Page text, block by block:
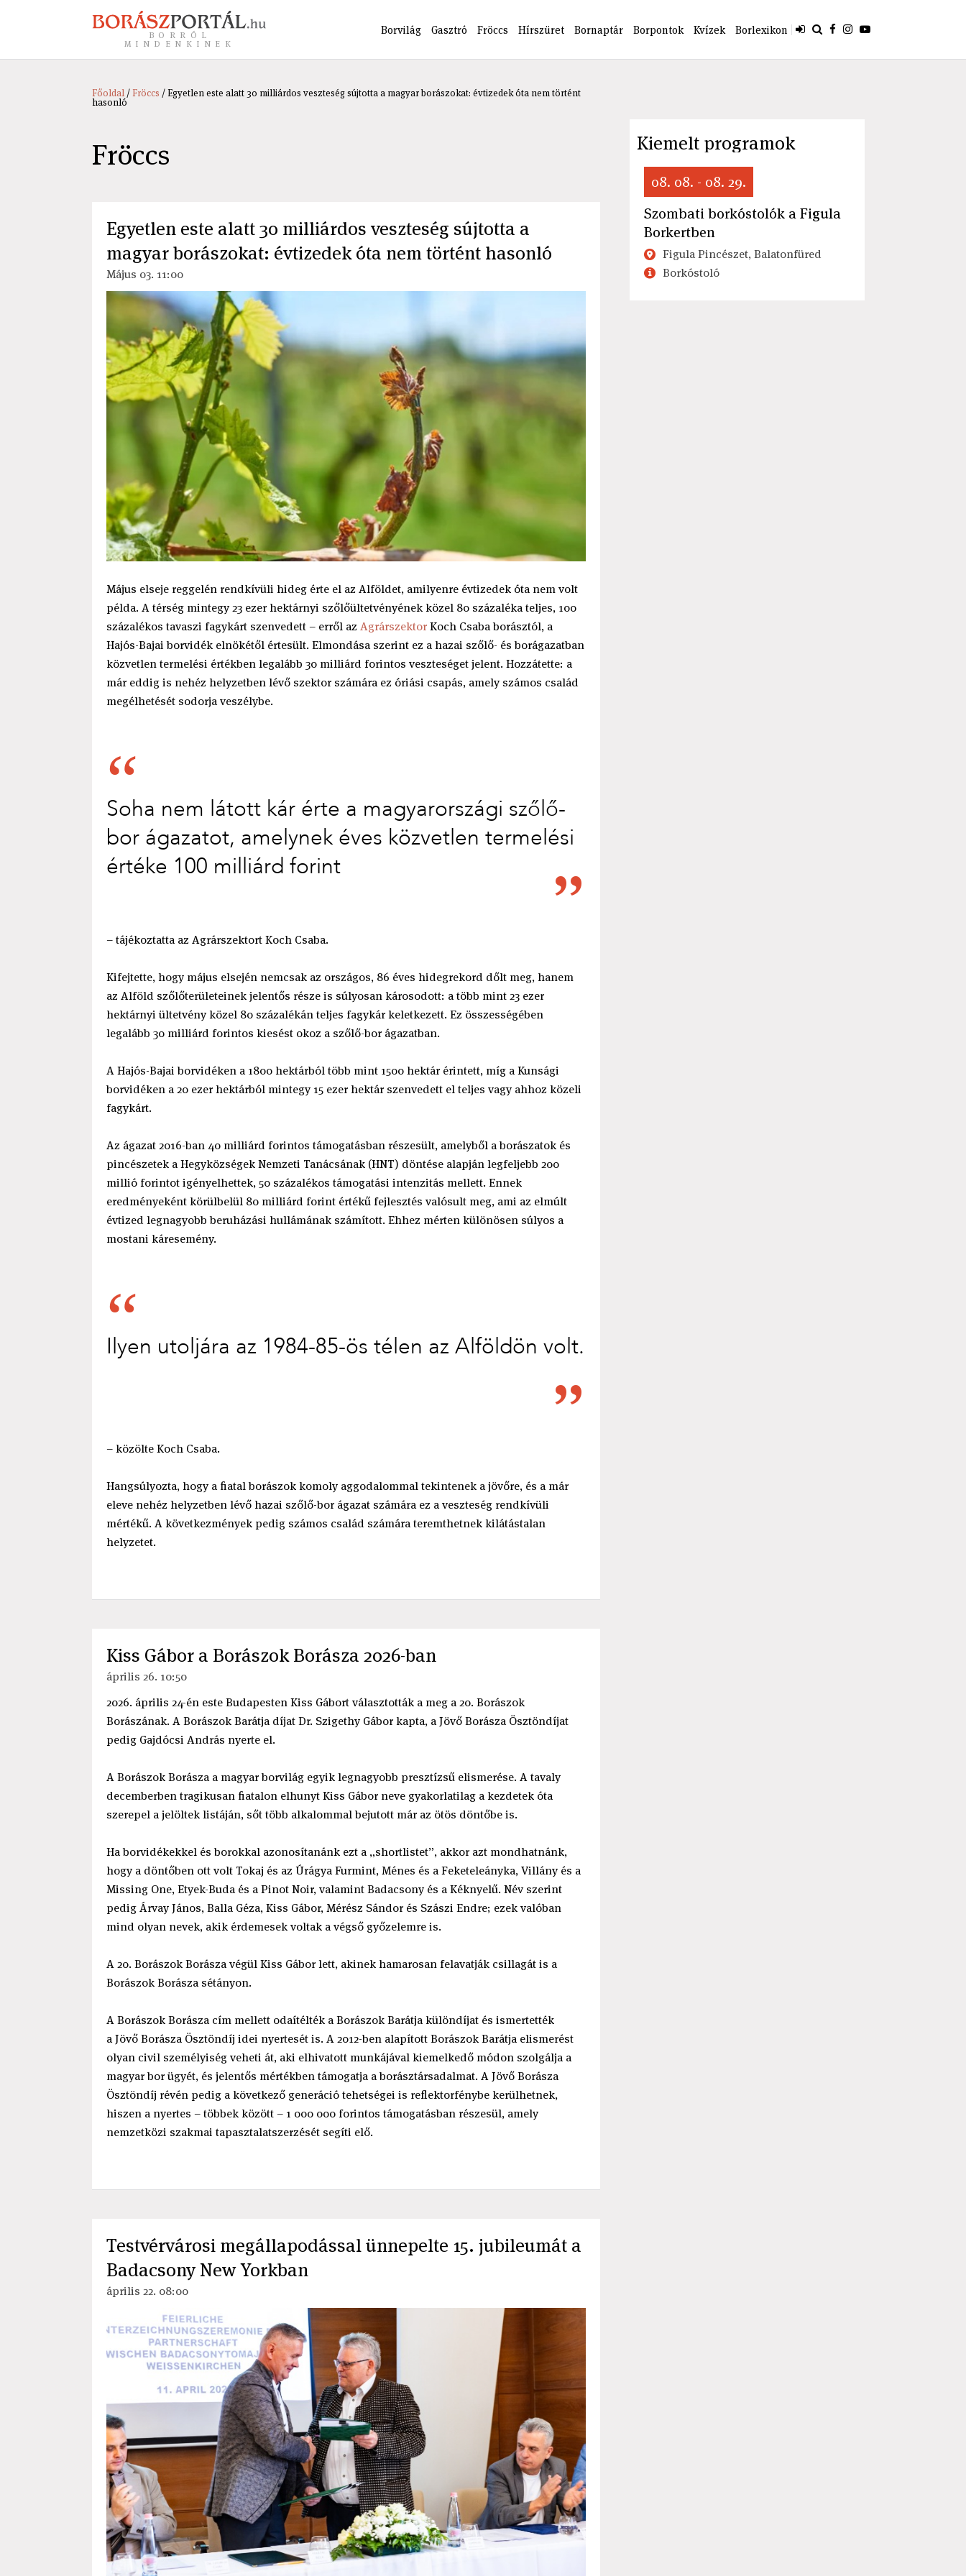
BORRÓL
MINDENKINEK
Borvilág Gasztró Fröccs Hírszüret Bornaptár Borpontok Kvízek Borlexikon
Főoldal/Fröccs / Egyetlen este alatt 30 milliárdos veszteség sújtotta a magyar borászokat: évtizedek óta nem történt
hasonló
Fröccs
Egyetlen este alatt 30 milliárdos veszteség sújtotta a
magyar borászokat: évtizedek óta nem történt hasonló
Május 03. 11:00
Május elseje reggelén rendkívüli hideg érte el az Alföldet, amilyenre évtizedek óta nem volt
példa. A térség mintegy 23 ezer hektárnyi szőlőültetvényének közel 80 százaléka teljes, 100
százalékos tavaszi fagykárt szenvedett – erről az AgrárszektorKoch Csaba borásztól, a
Hajós-Bajai borvidék elnökétől értesült. Elmondása szerint ez a hazai szőlő- és borágazatban
közvetlen termelési értékben legalább 30 milliárd forintos veszteséget jelent. Hozzátette: a
már eddig is nehéz helyzetben lévő szektor számára ez óriási csapás, amely számos család
megélhetését sodorja veszélybe.
Soha nem látott kár érte a magyarországi szőlő-
bor ágazatot, amelynek éves közvetlen termelési
értéke 100 milliárd forint
– tájékoztatta az Agrárszektort Koch Csaba.
Kifejtette, hogy május elsején nemcsak az országos, 86 éves hidegrekord dőlt meg, hanem
az Alföld szőlőterületeinek jelentős része is súlyosan károsodott: a több mint 23 ezer
hektárnyi ültetvény közel 80 százalékán teljes fagykár keletkezett. Ez összességében
legalább 30 milliárd forintos kiesést okoz a szőlő-bor ágazatban.
A Hajós-Bajai borvidéken a 1800 hektárból több mint 1500 hektár érintett, míg a Kunsági
borvidéken a 20 ezer hektárból mintegy 15 ezer hektár szenvedett el teljes vagy ahhoz közeli
fagykárt.
Az ágazat 2016-ban 40 milliárd forintos támogatásban részesült, amelyből a borászatok és
pincészetek a Hegyközségek Nemzeti Tanácsának (HNT) döntése alapján legfeljebb 200
millió forintot igényelhettek, 50 százalékos támogatási intenzitás mellett. Ennek
eredményeként körülbelül 80 milliárd forint értékű fejlesztés valósult meg, ami az elmúlt
évtized legnagyobb beruházási hullámának számított. Ehhez mérten különösen súlyos a
mostani káresemény.
Ilyen utoljára az 1984-85-ös télen az Alföldön volt.
– közölte Koch Csaba.
Hangsúlyozta, hogy a fiatal borászok komoly aggodalommal tekintenek a jövőre, és a már
eleve nehéz helyzetben lévő hazai szőlő-bor ágazat számára ez a veszteség rendkívüli
mértékű. A következmények pedig számos család számára teremthetnek kilátástalan
helyzetet.
Kiss Gábor a Borászok Borásza 2026-ban
április 26. 10:50
2026. április 24-én este Budapesten Kiss Gábort választották a meg a 20. Borászok
Borászának. A Borászok Barátja díjat Dr. Szigethy Gábor kapta, a Jövő Borásza Ösztöndíjat
pedig Gajdócsi András nyerte el.
A Borászok Borásza a magyar borvilág egyik legnagyobb presztízsű elismerése. A tavaly
decemberben tragikusan fiatalon elhunyt Kiss Gábor neve gyakorlatilag a kezdetek óta
szerepel a jelöltek listáján, sőt több alkalommal bejutott már az ötös döntőbe is.
Ha borvidékekkel és borokkal azonosítanánk ezt a „shortlistet”, akkor azt mondhatnánk,
hogy a döntőben ott volt Tokaj és az Úrágya Furmint, Ménes és a Feketeleányka, Villány és a
Missing One, Etyek-Buda és a Pinot Noir, valamint Badacsony és a Kéknyelű. Név szerint
pedig Árvay János, Balla Géza, Kiss Gábor, Mérész Sándor és Szászi Endre; ezek valóban
mind olyan nevek, akik érdemesek voltak a végső győzelemre is.
A 20. Borászok Borásza végül Kiss Gábor lett, akinek hamarosan felavatják csillagát is a
Borászok Borásza sétányon.
A Borászok Borásza cím mellett odaítélték a Borászok Barátja különdíjat és ismertették
a Jövő Borásza Ösztöndíj idei nyertesét is. A 2012-ben alapított Borászok Barátja elismerést
olyan civil személyiség veheti át, aki elhivatott munkájával kiemelkedő módon szolgálja a
magyar bor ügyét, és jelentős mértékben támogatja a borásztársadalmat. A Jövő Borásza
Ösztöndíj révén pedig a következő generáció tehetségei is reflektorfénybe kerülhetnek,
hiszen a nyertes – többek között – 1 000 000 forintos támogatásban részesül, amely
nemzetközi szakmai tapasztalatszerzését segíti elő.
Testvérvárosi megállapodással ünnepelte 15. jubileumát a
Badacsony New Yorkban
április 22. 08:00
Kiemelt programok
08. 08. - 08. 29.
Szombati borkóstolók a Figula
Borkertben
Figula Pincészet, Balatonfüred
Borkóstoló